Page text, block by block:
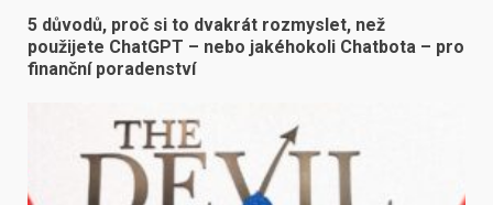
5 důvodů, proč si to dvakrát rozmyslet, než
použijete ChatGPT – nebo jakéhokoli Chatbota – pro
finanční poradenství